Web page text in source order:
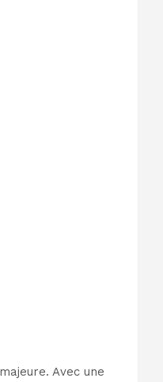
Avec une